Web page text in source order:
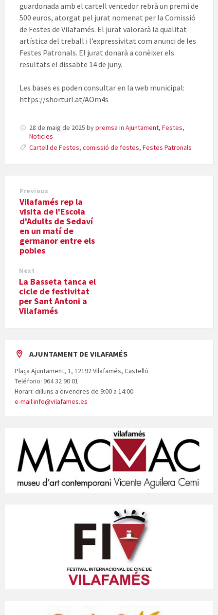
guardonada amb el cartell vencedor rebrà un premi de
500 euros, atorgat pel jurat nomenat per la Comissió
de Festes de Vilafamés. El jurat valorarà la qualitat
artística del treball i l’expressivitat com anunci de les
Festes Patronals. El jurat donarà a conèixer els
resultats el dissabte 14 de juny.
Les bases es poden consultar en la web municipal:
https://shorturl.at/AOm4s
28 de maig de 2025 bypremsa in Ajuntament, Festes,
Noticies
Cartell de Festes, comissió de festes, Festes Patronals
Previous
Vilafamés rep la
visita de l'Escola
d'Adults de Sedaví
en un matí de
germanor entre els
pobles
Next
La Basseta tanca el
cicle de festivitat
per Sant Antoni a
Vilafamés
AJUNTAMENT DE VILAFAMÉS
Plaça Ajuntament, 1, 12192 Vilafamés, Castelló
Teléfono: 964 32 90 01
Horari: dilluns a divendres de 9:00 a 14:00
e-mail:info@vilafames.es